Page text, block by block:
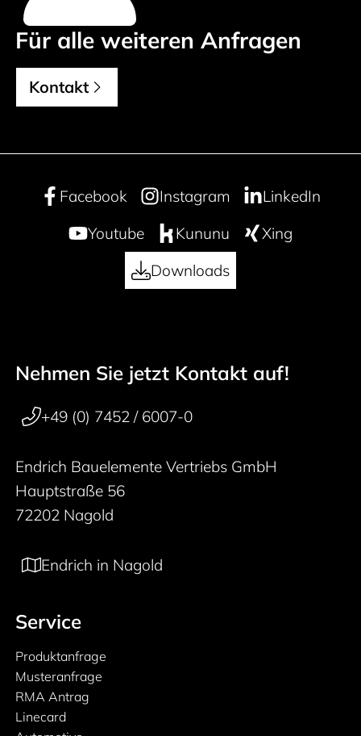
Für alle weiteren Anfragen
Kontakt
Facebook Instagram
LinkedIn
Youtube
Kununu
Xing
Downloads
50 years
Footer navigation
Nehmen Sie jetzt Kontakt auf!
+49 (0) 7452 / 6007-0
Endrich Bauelemente Vertriebs GmbH
Hauptstraße 56
72202 Nagold
Endrich in Nagold
Service
Produktanfrage
Musteranfrage
RMA Antrag
Linecard